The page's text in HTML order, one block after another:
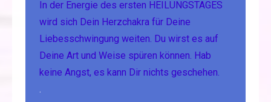
In der Energie des ersten HEILUNGSTAGES
wird sich Dein Herzchakra für Deine
Liebesschwingung weiten. Du wirst es auf
Deine Art und Weise spüren können. Hab
keine Angst, es kann Dir nichts geschehen.
.